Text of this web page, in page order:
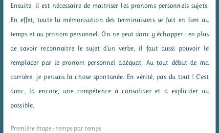
Ensuite, il est nécessaire de maitriser les pronoms personnels sujets.
En effet, toute la mémorisation des terminaisons se fait en lien au
temps et au pronom personnel. On ne peut donc y échapper : en plus
de savoir reconnaitre le sujet d’un verbe, il faut aussi pouvoir le
remplacer par le pronom personnel adéquat. Au tout début de ma
carrière, je pensais la chose spontanée. En vérité, pas du tout ! C’est
donc, là encore, une compétence à consolider et à expliciter au
possible.
Première étape : temps par temps